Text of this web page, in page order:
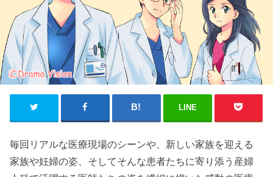
LINE
毎回リアルな医療現場のシーンや、新しい家族を迎える
家族や妊婦の姿、そしてそんな患者たちに寄り添う産婦